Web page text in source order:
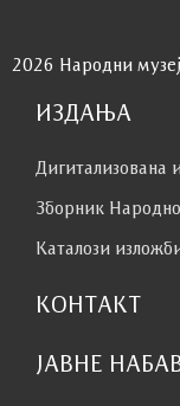
2026 Народни музеј
ИЗДАЊА
Дигитализована
Зборник
Каталози
КОНТАКТ
ЈАВНЕ